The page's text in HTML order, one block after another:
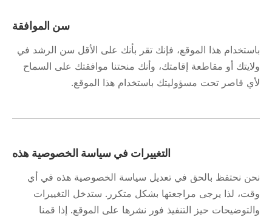
سن الموافقة
باستخدام هذا الموقع، فإنك تقر بأنك على الأقل سن الرشد في
ولايتك أو مقاطعة إقامتك، وأنك منحتنا موافقتك على السماح
لأي قاصر تحت مسؤوليتك باستخدام هذا الموقع.
التغييرات في سياسة الخصوصية هذه
نحن نحتفظ بالحق في تعديل سياسة الخصوصية هذه في أي
وقت، لذا يرجى مراجعتها بشكل متكرر. ستدخل التغييرات
والتوضيحات حيز التنفيذ فور نشرها على الموقع. إذا قمنا